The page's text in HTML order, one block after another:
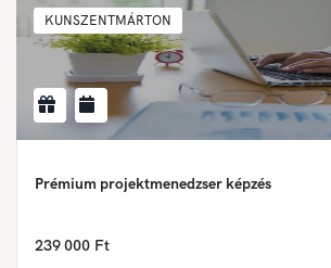
KUNSZENTMÁRTON
Prémium projektmenedzser képzés
239 000 Ft